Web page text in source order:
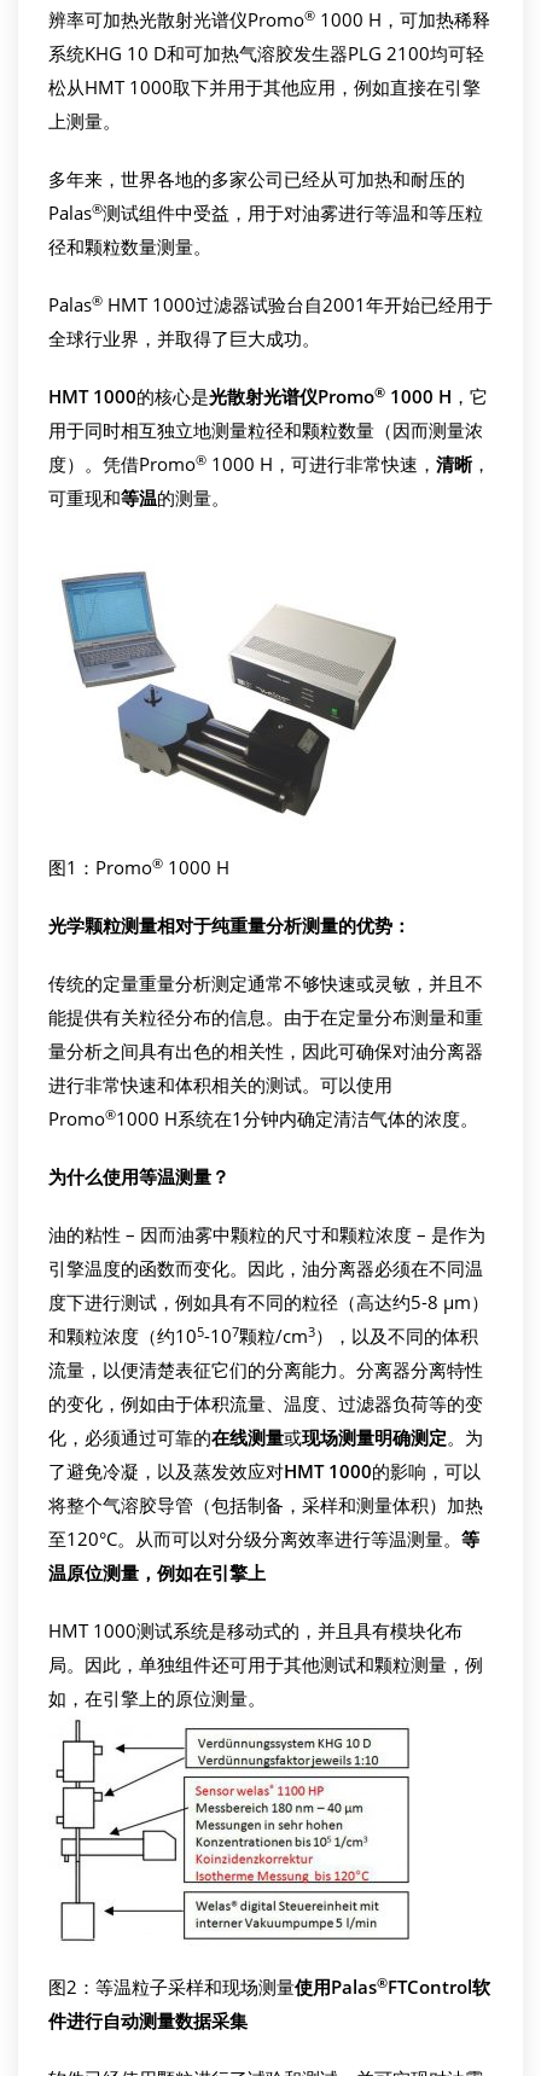
辨率可加热光散射光谱仪Promo® 1000 H，可加热稀释
系统KHG 10 D和可加热气溶胶发生器PLG 2100均可轻
松从HMT 1000取下并用于其他应用，例如直接在引擎
上测量。
多年来，世界各地的多家公司已经从可加热和耐压的
Palas®测试组件中受益，用于对油雾进行等温和等压粒
径和颗粒数量测量。
Palas® HMT 1000过滤器试验台自2001年开始已经用于
全球行业界，并取得了巨大成功。
HMT 1000的核心是光散射光谱仪Promo® 1000 H ，它
用于同时相互独立地测量粒径和颗粒数量（因而测量浓
度）。凭借Promo® 1000 H，可进行非常快速， 清晰，
可重现和等温的测量。
图1：Promo® 1000 H
光学颗粒测量相对于纯重量分析测量的优势：
传统的定量重量分析测定通常不够快速或灵敏，并且不
能提供有关粒径分布的信息。由于在定量分布测量和重
量分析之间具有出色的相关性，因此可确保对油分离器
进行非常快速和体积相关的测试。可以使用
Promo®1000 H系统在1分钟内确定清洁气体的浓度。
为什么使用等温测量？
油的粘性 – 因而油雾中颗粒的尺寸和颗粒浓度 – 是作为
引擎温度的函数而变化。因此，油分离器必须在不同温
度下进行测试，例如具有不同的粒径（高达约5-8 µm）
和颗粒浓度（约105-107颗粒/cm3），以及不同的体积
流量，以便清楚表征它们的分离能力。分离器分离特性
的变化，例如由于体积流量、温度、过滤器负荷等的变
化，必须通过可靠的在线测量或现场测量明确测定。为
了避免冷凝，以及蒸发效应对HMT 1000的影响，可以
将整个气溶胶导管（包括制备，采样和测量体积）加热
至120°C。从而可以对分级分离效率进行等温测量。 等
温原位测量，例如在引擎上
HMT 1000测试系统是移动式的，并且具有模块化布
局。因此，单独组件还可用于其他测试和颗粒测量，例
如，在引擎上的原位测量。
图2：等温粒子采样和现场测量使用Palas®FTControl软
件进行自动测量数据采集